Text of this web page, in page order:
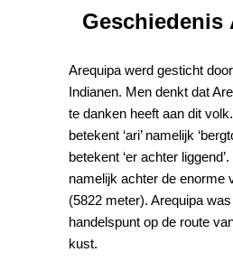
Geschiedenis
Arequipa werd gesticht
Indianen. Men denkt dat
te danken heeft aan dit
betekent ‘ari’ namelijk
betekent ‘er achter
namelijk achter de enorme
(5822 meter). Arequipa
handelspunt op de route
kust.